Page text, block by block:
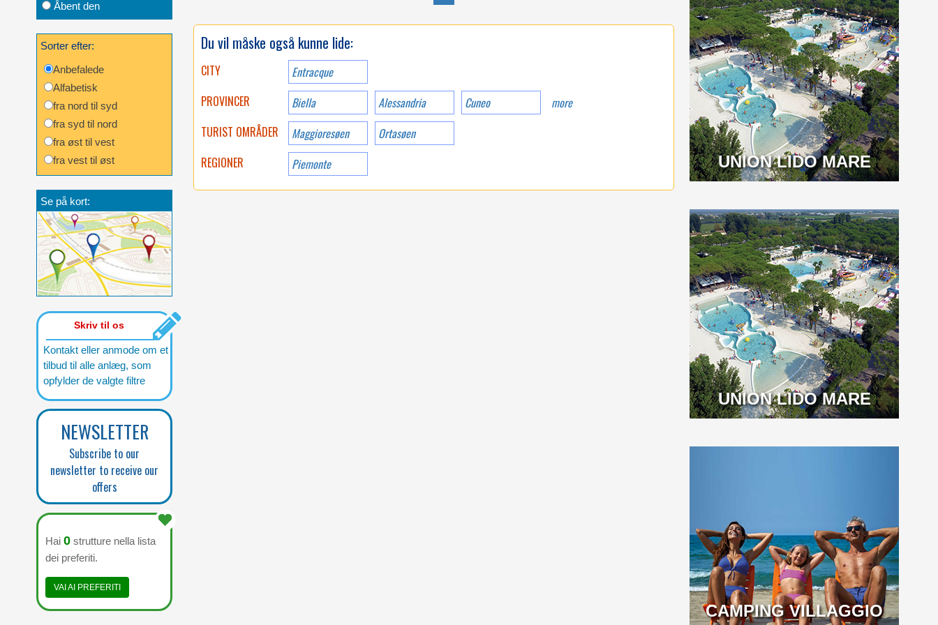
Åbent den
Sorter efter:
Anbefalede
Alfabetisk
fra nord til syd
fra syd til nord
fra øst til vest
fra vest til øst
Se på kort:
Skriv til os
Kontakt eller anmode om et
tilbud til alle anlæg, som
opfylder de valgte filtre
NEWSLETTER
Subscribe to our
newsletter to receive our
offers
Hai 0 strutture nella lista
dei preferiti.
VAI AI PREFERITI
Du vil måske også kunne lide:
CITY
Entracque
PROVINCER
Biella Alessandria Cuneo
more
TURIST OMRÅDER
Maggioresøen
Ortasøen
REGIONER
Piemonte UNION LIDO MARE
UNION LIDO MARE
CAMPING VILLAGGIO